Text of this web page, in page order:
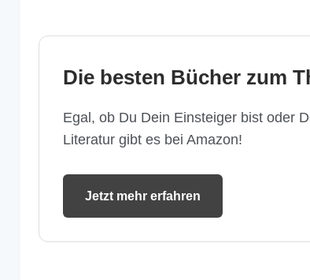
Die besten Bücher zum
Egal, ob Du Dein Einsteiger bist oder
Literatur gibt es bei Amazon!
Jetzt mehr erfahren